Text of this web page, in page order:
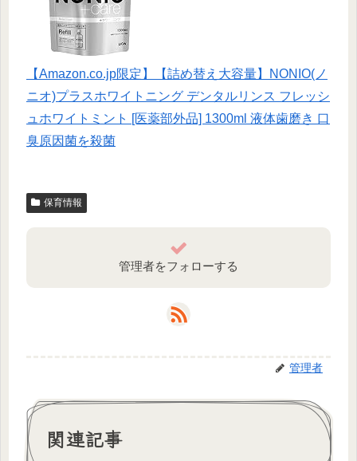
【Amazon.co.jp限定】【詰め替え大容量】NONIO(ノ
ニオ)プラスホワイトニング デンタルリンス フレッシ
ュホワイトミント [医薬部外品] 1300ml 液体歯磨き 口
臭原因菌を殺菌
保育情報
管理者をフォローする
管理者
関連記事